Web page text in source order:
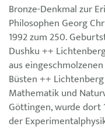
Bronze-Denkmal zur
Philosophen Georg
1992 zum 250.
Dushku ++
aus
Büsten ++
Mathematik und
Göttingen, wurde dort
der